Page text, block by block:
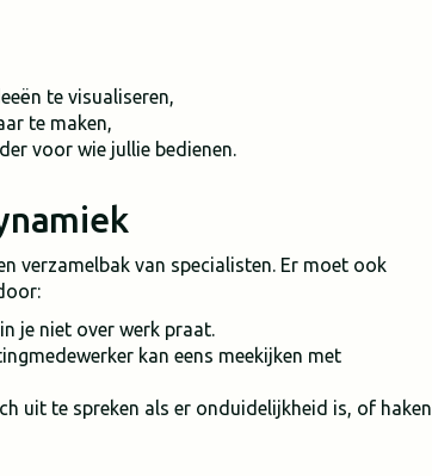
te visualiseren,
te maken,
voor wie jullie bedienen.
verzamelbak van specialisten. Er moet ook
je niet over werk praat.
kan eens meekijken met
uit te spreken als er onduidelijkheid is, of haken